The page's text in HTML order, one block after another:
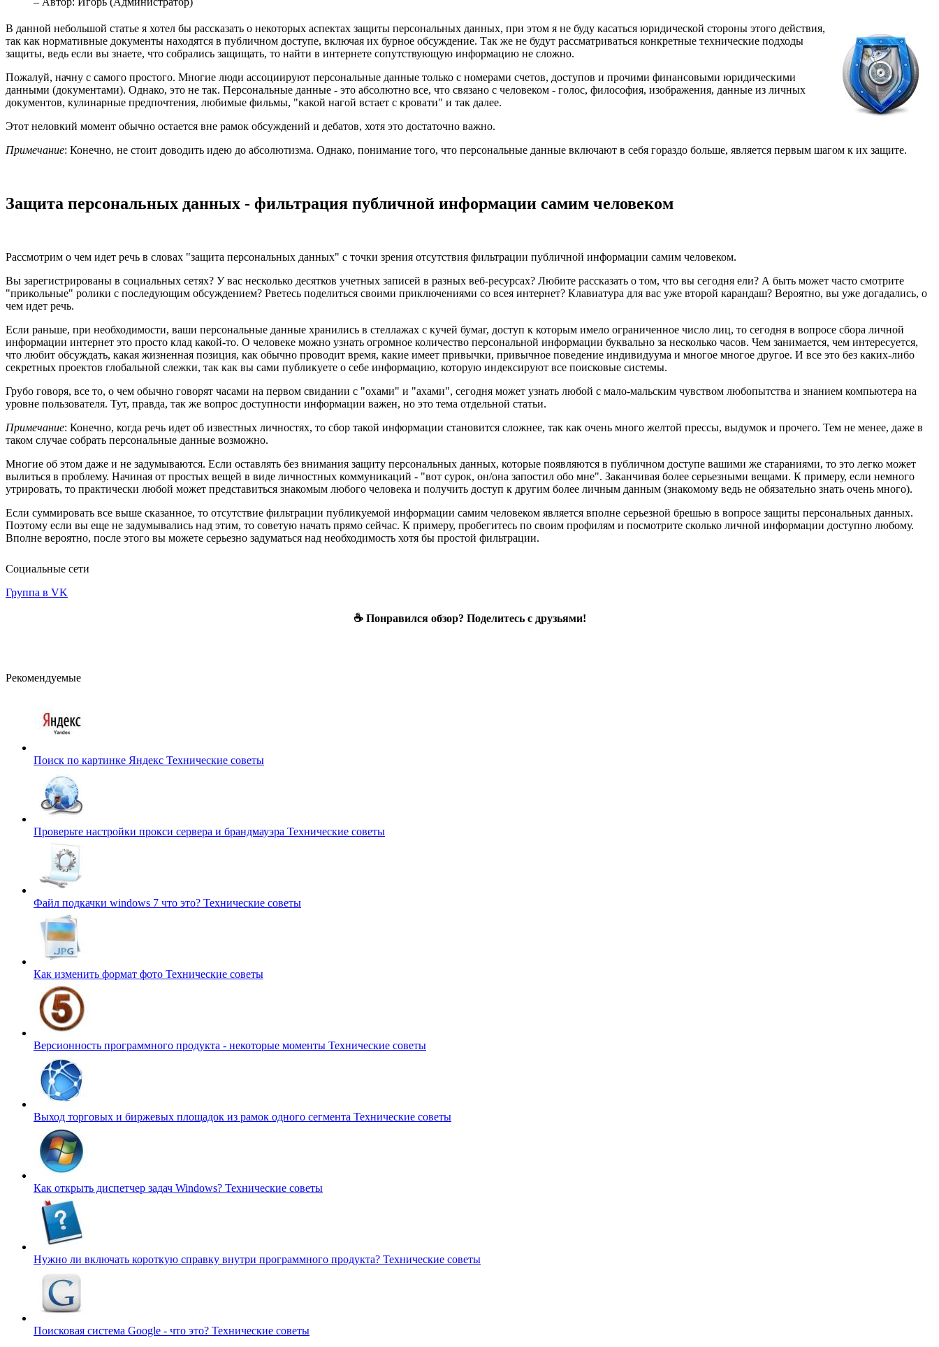
В данной небольшой статье я хотел бы рассказать о некоторых аспектах защиты персональных данных, при этом я не буду касаться юридической стороны этого действия,
так как нормативные документы находятся в публичном доступе, включая их бурное обсуждение. Так же не будут рассматриваться конкретные технические подходы
защиты, ведь если вы знаете, что собрались защищать, то найти в интернете сопутствующую информацию не сложно.
Пожалуй, начну с самого простого. Многие люди ассоциируют персональные данные только с номерами счетов, доступов и прочими финансовыми юридическими
данными (документами). Однако, это не так. Персональные данные - это абсолютно все, что связано с человеком - голос, философия, изображения, данные из личных
документов, кулинарные предпочтения, любимые фильмы, "какой нагой встает с кровати" и так далее.
Этот неловкий момент обычно остается вне рамок обсуждений и дебатов, хотя это достаточно важно.
Примечание: Конечно, не стоит доводить идею до абсолютизма. Однако, понимание того, что персональные данные включают в себя гораздо больше, является первым шагом к их защите.
Защита персональных данных - фильтрация публичной информации самим человеком
Рассмотрим о чем идет речь в словах "защита персональных данных" с точки зрения отсутствия фильтрации публичной информации самим человеком.
Вы зарегистрированы в социальных сетях? У вас несколько десятков учетных записей в разных веб-ресурсах? Любите рассказать о том, что вы сегодня ели? А быть может часто смотрите
"прикольные" ролики с последующим обсуждением? Рветесь поделиться своими приключениями со всея интернет? Клавиатура для вас уже второй карандаш? Вероятно, вы уже догадались, о
чем идет речь.
Если раньше, при необходимости, ваши персональные данные хранились в стеллажах с кучей бумаг, доступ к которым имело ограниченное число лиц, то сегодня в вопросе сбора личной
информации интернет это просто клад какой-то. О человеке можно узнать огромное количество персональной информации буквально за несколько часов. Чем занимается, чем интересуется,
что любит обсуждать, какая жизненная позиция, как обычно проводит время, какие имеет привычки, привычное поведение индивидуума и многое многое другое. И все это без каких-либо
секретных проектов глобальной слежки, так как вы сами публикуете о себе информацию, которую индексируют все поисковые системы.
Грубо говоря, все то, о чем обычно говорят часами на первом свидании с "охами" и "ахами", сегодня может узнать любой с мало-мальским чувством любопытства и знанием компьютера на
уровне пользователя. Тут, правда, так же вопрос доступности информации важен, но это тема отдельной статьи.
Примечание: Конечно, когда речь идет об известных личностях, то сбор такой информации становится сложнее, так как очень много желтой прессы, выдумок и прочего. Тем не менее, даже в
таком случае собрать персональные данные возможно.
Многие об этом даже и не задумываются. Если оставлять без внимания защиту персональных данных, которые появляются в публичном доступе вашими же стараниями, то это легко может
вылиться в проблему. Начиная от простых вещей в виде личностных коммуникаций - "вот сурок, он/она запостил обо мне". Заканчивая более серьезными вещами. К примеру, если немного
утрировать, то практически любой может представиться знакомым любого человека и получить доступ к другим более личным данным (знакомому ведь не обязательно знать очень много).
Если суммировать все выше сказанное, то отсутствие фильтрации публикуемой информации самим человеком является вполне серьезной брешью в вопросе защиты персональных данных.
Поэтому если вы еще не задумывались над этим, то советую начать прямо сейчас. К примеру, пробегитесь по своим профилям и посмотрите сколько личной информации доступно любому.
Вполне вероятно, после этого вы можете серьезно задуматься над необходимость хотя бы простой фильтрации.
Социальные сети
Группа в VK
☕ Понравился обзор? Поделитесь с друзьями!
Рекомендуемые
Поиск по картинке Яндекс Технические советы
Проверьте настройки прокси сервера и брандмауэра Технические советы
Файл подкачки windows 7 что это? Технические советы
Как изменить формат фото Технические советы
Версионность программного продукта - некоторые моменты Технические советы
Выход торговых и биржевых площадок из рамок одного сегмента Технические советы
Как открыть диспетчер задач Windows? Технические советы
Нужно ли включать короткую справку внутри программного продукта? Технические советы
Поисковая система Google - что это? Технические советы